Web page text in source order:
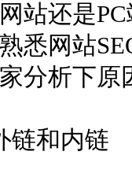
站还是
悉网站
分析下原
链和内链